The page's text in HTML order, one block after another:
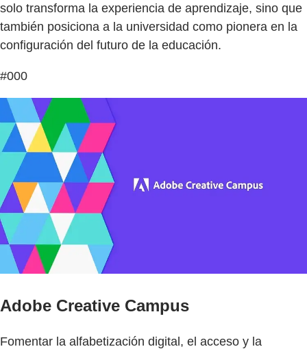
solo transforma la experiencia de aprendizaje, sino que
también posiciona a la universidad como pionera en la
configuración del futuro de la educación.
#000
Adobe Creative Campus
Fomentar la alfabetización digital, el acceso y la